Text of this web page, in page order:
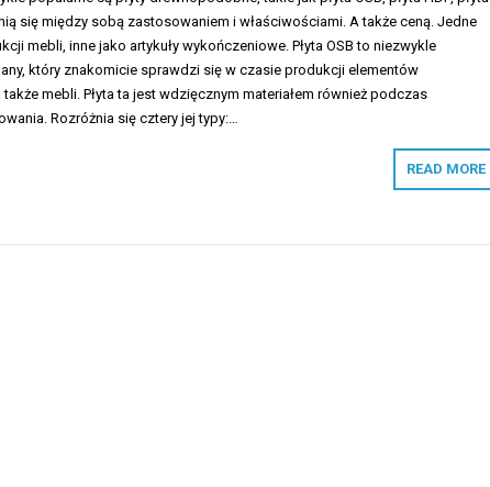
się między sobą zastosowaniem i właściwościami. A także ceną. Jedne
mebli, inne jako artykuły wykończeniowe. Płyta OSB to niezwykle
który znakomicie sprawdzi się w czasie produkcji elementów
mebli. Płyta ta jest wdzięcznym materiałem również podczas
Rozróżnia się cztery jej typy:…
READ MORE